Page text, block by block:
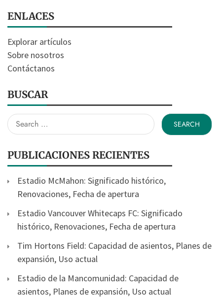
ENLACES
Explorar artículos
Sobre nosotros
Contáctanos
BUSCAR
Search
for:
PUBLICACIONES RECIENTES
Estadio McMahon: Significado histórico,
Renovaciones, Fecha de apertura
Estadio Vancouver Whitecaps FC: Significado
histórico, Renovaciones, Fecha de apertura
Tim Hortons Field: Capacidad de asientos, Planes de
expansión, Uso actual
Estadio de la Mancomunidad: Capacidad de
asientos, Planes de expansión, Uso actual